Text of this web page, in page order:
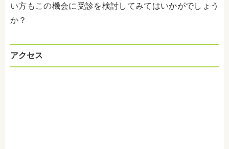
い方もこの機会に受診を検討してみてはいかがでしょう
か？
アクセス